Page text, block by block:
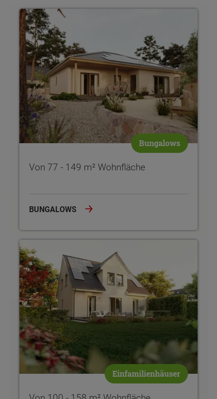
Von 77 - 149 m² Wohnfläche
Bungalows
Von 77 - 149 m² Wohnfläche
BUNGALOWS
Von 100 - 158 m² Wohnfläche
Einfamilienhäuser